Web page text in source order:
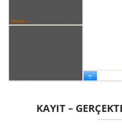
KAYIT –